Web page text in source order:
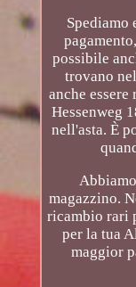
possibile
trovano
anche
Hessenweg
nell'asta. È
magazzino.
ricambio rari
per la tua
maggior